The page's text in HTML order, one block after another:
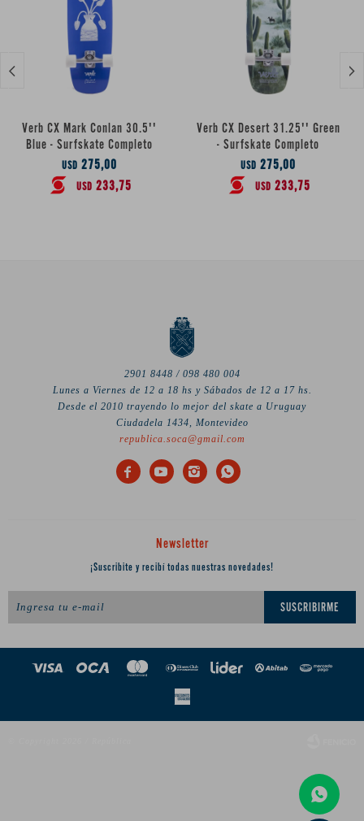
Verb CX Mark Conlan 30.5''
Blue - Surfskate Completo
USD 275,00
USD 233,75
Verb CX Desert 31.25'' Green
- Surfskate Completo
USD 275,00
USD 233,75
 
2901 8448 / 098 480 004
Lunes a Viernes de 12 a 18 hs y Sábados de 12 a 17 hs.
Desde el 2010 trayendo lo mejor del skate a Uruguay
Ciudadela 1434, Montevideo
republica.soca@gmail.com
   
Newsletter
¡Suscribite y recibí todas nuestras novedades!
SUSCRIBIRME